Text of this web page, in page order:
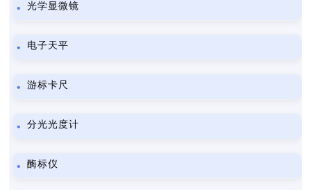
光学显微镜
电子天平
游标卡尺
分光光度计
酶标仪